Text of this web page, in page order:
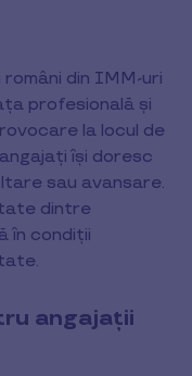
din IMM-uri
profesională și
la locul de
își doresc
sau avansare.
dintre
în condiții
angajații